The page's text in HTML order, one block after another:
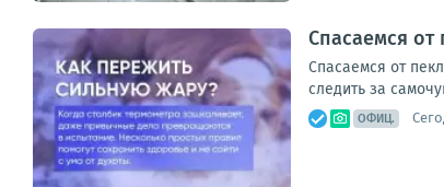
Спасаемся от
Спасаемся от
следить за
ОФИЦ.